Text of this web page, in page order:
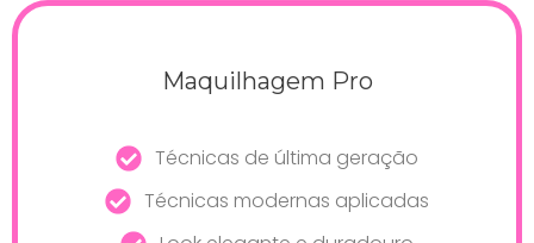
Maquilhagem Pro
Técnicas de última geração
Técnicas modernas aplicadas